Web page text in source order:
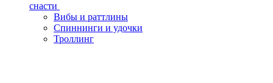
снасти
Вибы и раттлины
Спиннинги и удочки
Троллинг